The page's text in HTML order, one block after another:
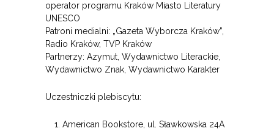
operator programu Kraków Miasto Literatury
UNESCO
Patroni medialni: „Gazeta Wyborcza Kraków”,
Radio Kraków, TVP Kraków
Partnerzy: Azymut, Wydawnictwo Literackie,
Wydawnictwo Znak, Wydawnictwo Karakter
Uczestniczki plebiscytu:
American Bookstore, ul. Sławkowska 24A